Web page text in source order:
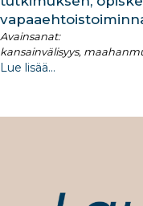
Avainsanat:
kansainvälisyys,
Lue lisää...